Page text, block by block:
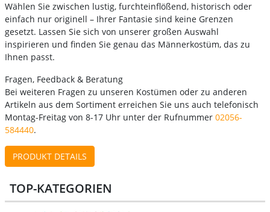
Wählen Sie zwischen lustig, furchteinflößend, historisch oder
einfach nur originell – Ihrer Fantasie sind keine Grenzen
gesetzt. Lassen Sie sich von unserer großen Auswahl
inspirieren und finden Sie genau das Männerkostüm, das zu
Ihnen passt.
Fragen, Feedback & Beratung
Bei weiteren Fragen zu unseren Kostümen oder zu anderen
Artikeln aus dem Sortiment erreichen Sie uns auch telefonisch
Montag-Freitag von 8-17 Uhr unter der Rufnummer 02056-
584440.
PRODUKT DETAILS
TOP-KATEGORIEN